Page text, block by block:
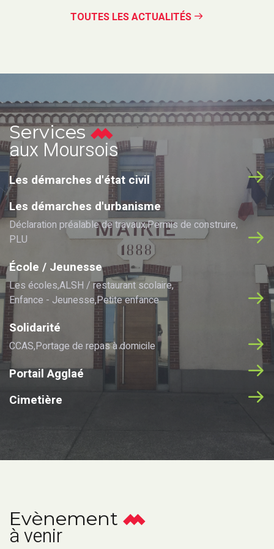
TOUTES LES ACTUALITÉS
Services
aux Moursois
Les démarches d'état civil
Les démarches d'urbanisme
Déclaration préalable de travauxPermis de construire
PLU
École / Jeunesse
Les écolesALSH / restaurant scolaire
Enfance - JeunessePetite enfance
Solidarité
CCAS Portage de repas à domicile
Portail Agglaé
Cimetière
Evènement
à venir